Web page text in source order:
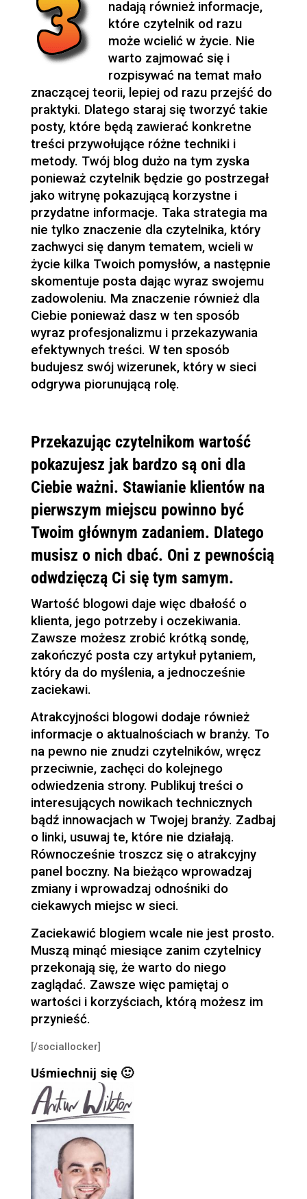
nadają również informacje,
które czytelnik od razu
może wcielić w życie. Nie
warto zajmować się i
rozpisywać na temat mało
znaczącej teorii, lepiej od razu przejść do
praktyki. Dlatego staraj się tworzyć takie
posty, które będą zawierać konkretne
treści przywołujące różne techniki i
metody. Twój blog dużo na tym zyska
ponieważ czytelnik będzie go postrzegał
jako witrynę pokazującą korzystne i
przydatne informacje. Taka strategia ma
nie tylko znaczenie dla czytelnika, który
zachwyci się danym tematem, wcieli w
życie kilka Twoich pomysłów, a następnie
skomentuje posta dając wyraz swojemu
zadowoleniu. Ma znaczenie również dla
Ciebie ponieważ dasz w ten sposób
wyraz profesjonalizmu i przekazywania
efektywnych treści. W ten sposób
budujesz swój wizerunek, który w sieci
odgrywa piorunującą rolę.
Przekazując czytelnikom wartość
pokazujesz jak bardzo są oni dla
Ciebie ważni. Stawianie klientów na
pierwszym miejscu powinno być
Twoim głównym zadaniem. Dlatego
musisz o nich dbać. Oni z pewnością
odwdzięczą Ci się tym samym.
Wartość blogowi daje więc dbałość o
klienta, jego potrzeby i oczekiwania.
Zawsze możesz zrobić krótką sondę,
zakończyć posta czy artykuł pytaniem,
który da do myślenia, a jednocześnie
zaciekawi.
Atrakcyjności blogowi dodaje również
informacje o aktualnościach w branży. To
na pewno nie znudzi czytelników, wręcz
przeciwnie, zachęci do kolejnego
odwiedzenia strony. Publikuj treści o
interesujących nowikach technicznych
bądź innowacjach w Twojej branży. Zadbaj
o linki, usuwaj te, które nie działają.
Równocześnie troszcz się o atrakcyjny
panel boczny. Na bieżąco wprowadzaj
zmiany i wprowadzaj odnośniki do
ciekawych miejsc w sieci.
Zaciekawić blogiem wcale nie jest prosto.
Muszą minąć miesiące zanim czytelnicy
przekonają się, że warto do niego
zaglądać. Zawsze więc pamiętaj o
wartości i korzyściach, którą możesz im
przynieść.
[/sociallocker]
Uśmiechnij się 🙂